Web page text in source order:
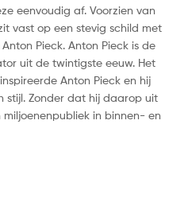
eenvoudig af. Voorzien van
vast op een stevig schild met
Pieck. Anton Pieck is de
uit de twintigste eeuw. Het
Anton Pieck en hij
stijl. Zonder dat hij daarop uit
in binnen- en